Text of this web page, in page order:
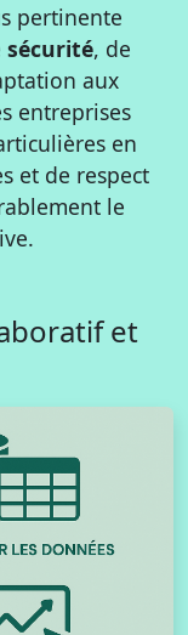
pertinente
sécurité, de
aux
entreprises
en
et de respect
le
et